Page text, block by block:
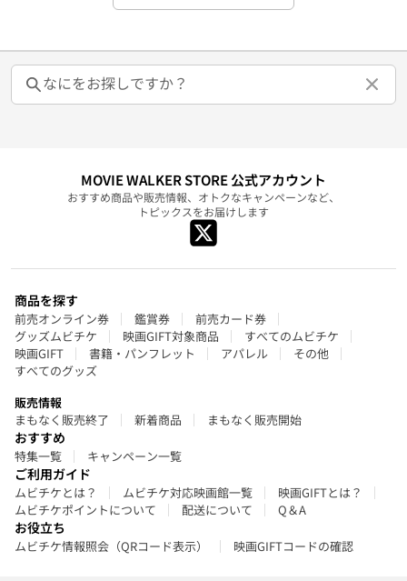
MOVIE WALKER STORE 公式アカウント
おすすめ商品や販売情報、オトクなキャンペーンなど、
トピックスをお届けします
商品を探す
前売オンライン券 鑑賞券
前売カード券
グッズムビチケ
映画GIFT対象商品
すべてのムビチケ
映画GIFT
書籍・パンフレット アパレル
その他
すべてのグッズ
販売情報
まもなく販売終了
新着商品 まもなく販売開始
おすすめ
特集一覧 キャンペーン一覧
ご利用ガイド
ムビチケとは？ ムビチケ対応映画館一覧
映画GIFTとは？
ムビチケポイントについて
配送について Q＆A
お役立ち
ムビチケ情報照会（QRコード表示） 映画GIFTコードの確認